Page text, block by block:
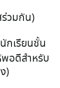
วมกัน)
กเรียนชั้น
อดีสำหรับ
)